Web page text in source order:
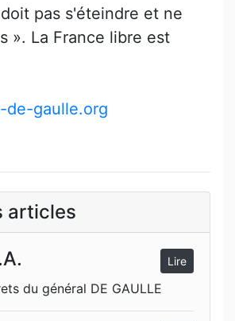
pas s'éteindre et ne
». La France libre est
de-gaulle.org
articles
Lire
du général DE GAULLE